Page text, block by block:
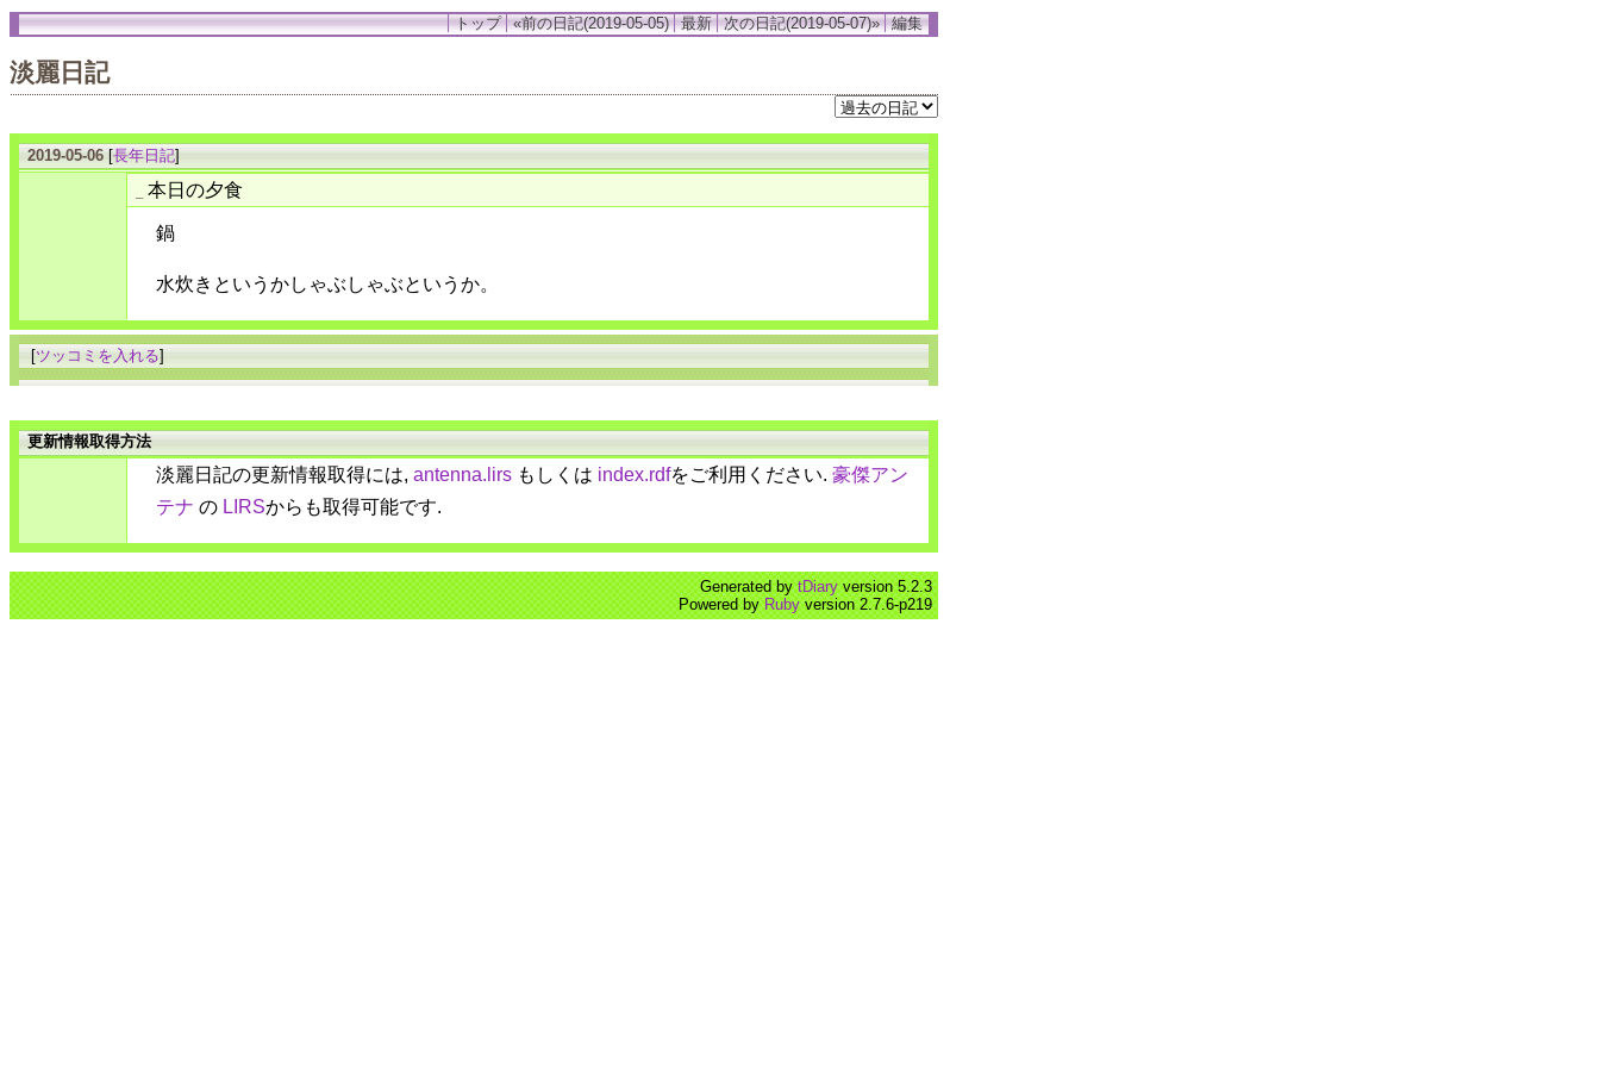
トップ «前の日記(2019-05-05) 最新 次の日記(2019-05-07)» 編集
淡麗日記
2019-05-06 [長年日記]
本日の夕食
鍋
水炊きというかしゃぶしゃぶというか。
[ツッコミを入れる]
更新情報取得方法
淡麗日記の更新情報取得には, antenna.lirs もしくは index.rdfをご利用ください. 豪傑アン
テナ の LIRSからも取得可能です.
Generated bytDiaryversion 5.2.3
Powered byRubyversion 2.7.6-p219